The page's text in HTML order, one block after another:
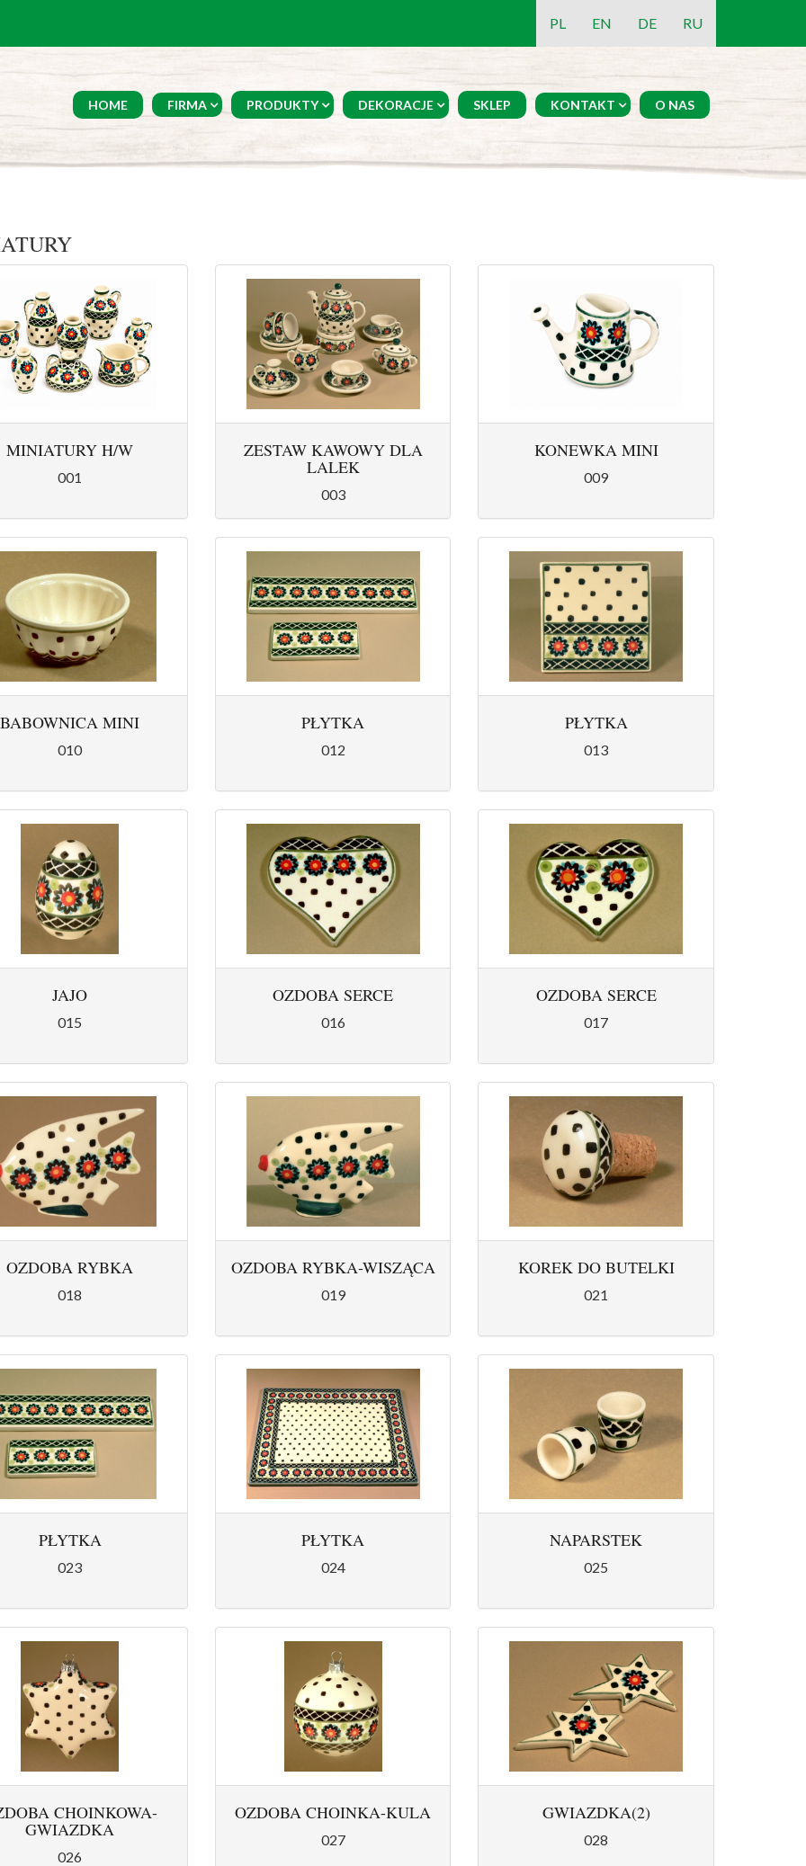
PL EN DE RU
HOME FIRMA PRODUKTY DEKORACJE SKLEP KONTAKT O NAS
MINIATURY H/W
001
ZESTAW KAWOWY DLA
LALEK
003
KONEWKA MINI
009
BABOWNICA MINI
010
PŁYTKA
012
PŁYTKA
013
JAJO
015
OZDOBA SERCE
016
OZDOBA SERCE
017
OZDOBA RYBKA
018
OZDOBA RYBKA-WISZĄCA
019
KOREK DO BUTELKI
021
PŁYTKA
023
PŁYTKA
024
NAPARSTEK
025
CHOINKOWA-
GWIAZDKA
026
OZDOBA CHOINKA-KULA
027
GWIAZDKA(2)
028